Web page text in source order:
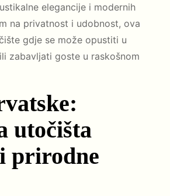
elegancije i modernih
na privatnost i udobnost, ova
gdje se može opustiti u
zabavljati goste u raskošnom
utočišta
prirodne